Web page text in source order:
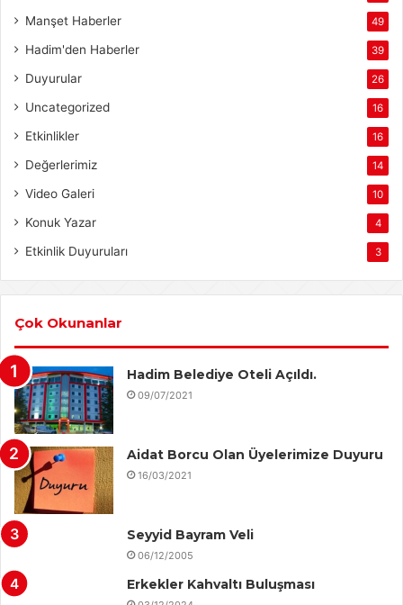
Manşet Haberler 49
Hadim'den Haberler 39
Duyurular 26
Uncategorized 16
Etkinlikler 16
Değerlerimiz 14
Video Galeri 10
Konuk Yazar 4
Etkinlik Duyuruları 3
Çok Okunanlar
Hadim Belediye Oteli Açıldı.
09/07/2021
Aidat Borcu Olan Üyelerimize Duyuru
16/03/2021
Seyyid Bayram Veli
06/12/2005
Erkekler Kahvaltı Buluşması